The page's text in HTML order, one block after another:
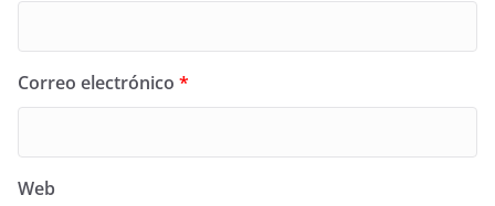
Correo electrónico *
Web